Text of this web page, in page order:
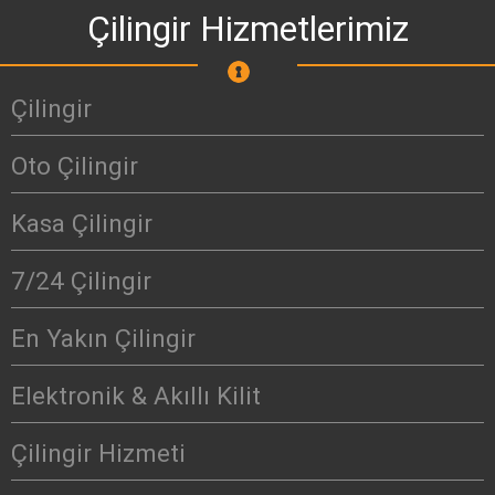
Çilingir Hizmetlerimiz
Çilingir
Oto Çilingir
Kasa Çilingir
7/24 Çilingir
En Yakın Çilingir
Elektronik & Akıllı Kilit
Çilingir Hizmeti